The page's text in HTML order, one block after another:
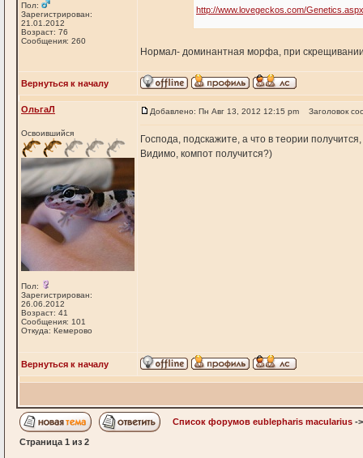
Пол:
Зарегистрирован:
21.01.2012
Возраст: 76
Сообщения: 260
http://www.lovegeckos.com/Genetics.aspx
Нормал- доминантная морфа, при
Вернуться к началу
ОльгаЛ
Освоившийся
Пол:
Зарегистрирован:
26.06.2012
Возраст: 41
Сообщения: 101
Откуда: Кемерово
Добавлено: Пн Авг 13, 2012 12:15 pm Заголовок
Господа, подскажите, а что в теории
Видимо, компот получится?)
Вернуться к началу
Список форумов eublepharis macularius -
Страница 1 из 2